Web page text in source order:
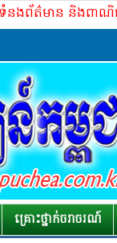
នងព័ត៌មាន និងពាណិ
គ្រោះថ្នាក់​ចរាចរណ៍